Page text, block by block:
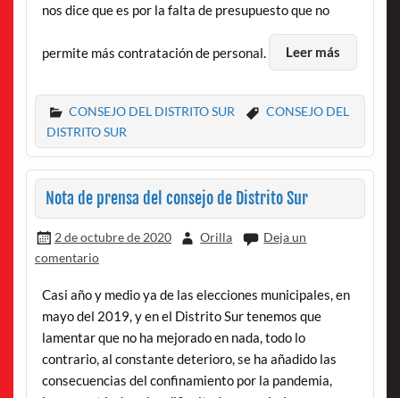
nos dice que es por la falta de presupuesto que no
permite más contratación de personal. Leer más
CONSEJO DEL DISTRITO SUR
CONSEJO DEL
DISTRITO SUR
Nota de prensa del consejo de Distrito Sur
2 de octubre de 2020 Orilla
Deja un
comentario
Casi año y medio ya de las elecciones municipales, en
mayo del 2019, y en el Distrito Sur tenemos que
lamentar que no ha mejorado en nada, todo lo
contrario, al constante deterioro, se ha añadido las
consecuencias del confinamiento por la pandemia,